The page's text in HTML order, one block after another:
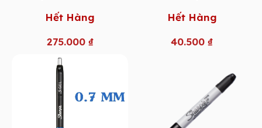
Hết Hàng
275.000 ₫
Hết Hàng
40.500₫